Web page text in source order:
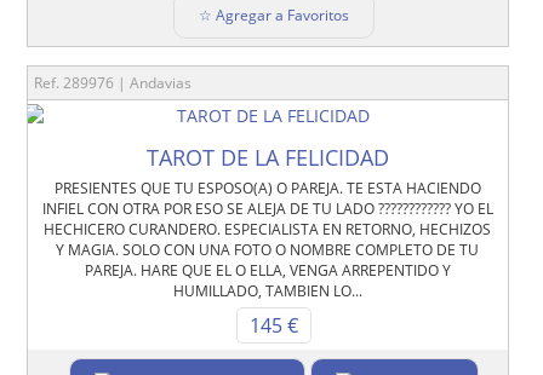
☆ Agregar a Favoritos
Ref. 289976 | Andavias
TAROT DE LA FELICIDAD
PRESIENTES QUE TU ESPOSO(A) O PAREJA. TE ESTA HACIENDO
INFIEL CON OTRA POR ESO SE ALEJA DE TU LADO ???????????? YO EL
HECHICERO CURANDERO. ESPECIALISTA EN RETORNO, HECHIZOS
Y MAGIA. SOLO CON UNA FOTO O NOMBRE COMPLETO DE TU
PAREJA. HARE QUE EL O ELLA, VENGA ARREPENTIDO Y
HUMILLADO, TAMBIEN LO...
145 €